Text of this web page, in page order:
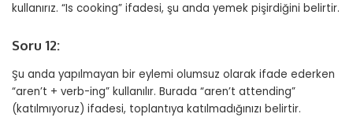
kullanırız. “Is cooking” ifadesi, şu anda yemek pişirdiğini belirtir.
Soru 12:
Şu anda yapılmayan bir eylemi olumsuz olarak ifade ederken
“aren’t + verb-ing” kullanılır. Burada “aren’t attending”
(katılmıyoruz) ifadesi, toplantıya katılmadığınızı belirtir.